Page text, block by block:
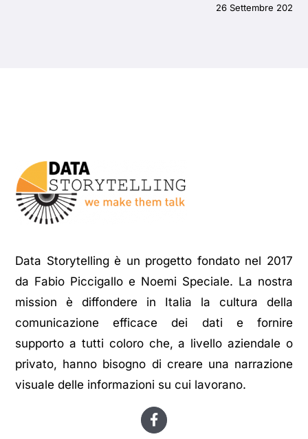
Data Storytelling è un progetto fondato nel 2017
da Fabio Piccigallo e Noemi Speciale. La nostra
mission è diffondere in Italia la cultura della
comunicazione efficace dei dati e fornire
supporto a tutti coloro che, a livello aziendale o
privato, hanno bisogno di creare una narrazione